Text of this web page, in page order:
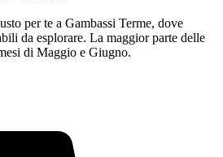
per te a Gambassi Terme, dove
da esplorare. La maggior parte delle
di Maggio e Giugno.